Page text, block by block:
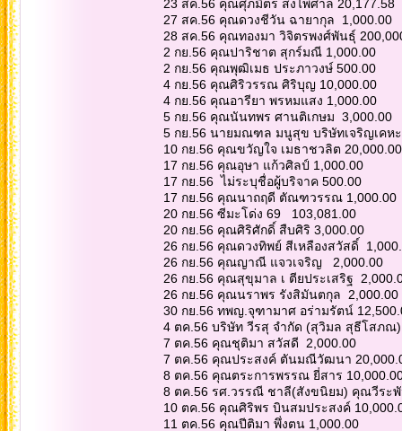
23 สค.56 คุณศุภมิตร ส่งไพศาล 20,177.58
27 สค.56 คุณดวงชีวัน ฉายากุล 1,000.00
28 สค.56 คุณทองมา วิจิตรพงศ์พันธุ์
2 กย.56 คุณปาริชาต สุกร์มณี 1,000.00
2 กย.56 คุณพุฒิเมธ ประภาวงษ์ 500.00
4 กย.56 คุณศิริวรรณ ศิริบุญ 10,000.00
4 กย.56 คุณอารียา พรหมแสง 1,000.00
5 กย.56 คุณนันทพร ศานติเกษม 3,000.00
5 กย.56 นายมณฑล มนูสุข บริษัทเจริญเคห
10 กย.56 คุณขวัญใจ เมธาชวลิต
17 กย.56 คุณอุษา แก้วศิลป์ 1,000.00
17 กย.56 ไม่ระบุชื่อผู้บริจาค 500.00
17 กย.56 คุณนาถฤดี ตัณฑวรรณ 1,000.00
20 กย.56 ซีมะโด่ง 69 103,081.00
20 กย.56 คุณศิริศักดิ์ สืบศิริ 3,000.00
26 กย.56 คุณดวงทิพย์ สีเหลืองสวัสดิ์
26 กย.56 คุณญาณี แจวเจริญ 2,000.00
26 กย.56 คุณสุขุมาล เ ตียประเสริฐ
26 กย.56 คุณนราพร รังสิมันตกุล 2,000.00
30 กย.56 ทพญ.จุฑามาศ อร่ามรัตน์
4 ตค.56 บริษัท วีรสุ จำกัด (สุวิมล สุธีโสภณ
7 ตค.56 คุณชุติมา สวัสดี 2,000.00
7 ตค.56 คุณประสงค์ ตันมณีวัฒนา
8 ตค.56 คุณตระการพรรณ ยี่สาร
8 ตค.56 รศ.วรรณี ชาลี(สังขนิยม) คุณวีระ
10 ตค.56 คุณศิริพร บินสมประสงค์
11 ตค.56 คุณปีติมา พึ่งตน 1,000.00